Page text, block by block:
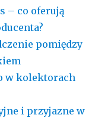
– co oferują
pomiędzy
w kolektorach
i przyjazne w